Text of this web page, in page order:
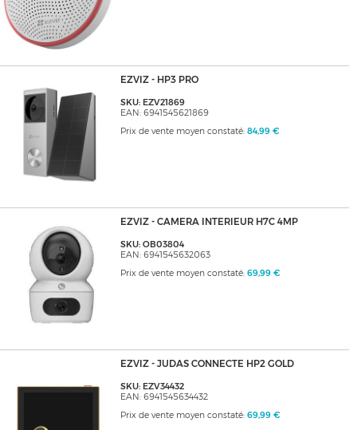
EZVIZ - HP3 PRO
SKU: EZV21869
EAN: 6941545621869
Prix de vente moyen constaté: 84,99 €
EZVIZ - CAMERA INTERIEUR H7C 4MP
SKU: OB03804
EAN: 6941545632063
Prix de vente moyen constaté: 69,99 €
EZVIZ - JUDAS CONNECTE HP2 GOLD
SKU: EZV34432
EAN: 6941545634432
Prix de vente moyen constaté: 69,99 €